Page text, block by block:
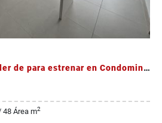
Apartamento en alquiler de para estrenar en Condominio SkyHouse
Área m2